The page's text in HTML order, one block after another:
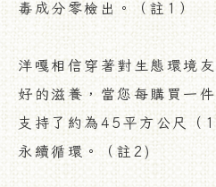
毒成分零檢出。（註1）
洋嘎相信穿著對生態環境
好的滋養，當您每購買一
支持了約為45平方公尺（
永續循環。（註2)